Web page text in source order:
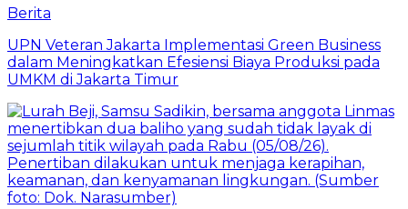
Berita
UPN Veteran Jakarta Implementasi Green Business
dalam Meningkatkan Efesiensi Biaya Produksi pada
UMKM di Jakarta Timur